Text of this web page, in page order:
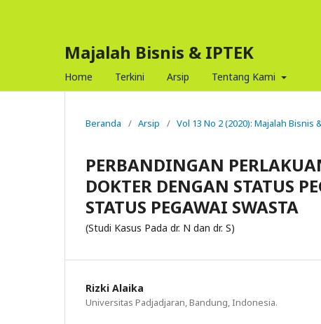
Majalah Bisnis & IPTEK
Home Terkini Arsip Tentang Kami
Beranda / Arsip / Vol 13 No 2 (2020): Majalah Bisnis
PERBANDINGAN
DOKTER DENGAN STATUS
STATUS PEGAWAI SWASTA
(Studi Kasus Pada dr. N dan dr. S)
Rizki Alaika
Universitas Padjadjaran, Bandung, Indonesia.